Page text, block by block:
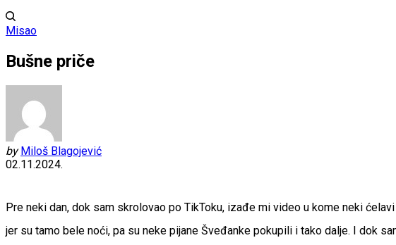
Misao
Bušne priče
by Miloš Blagojević
02.11.2024.
Pre neki dan, dok sam skrolovao po TikToku, izađe mi video u kome neki
jer su tamo bele noći, pa su neke pijane Šveđanke pokupili i tako dalje. I dok